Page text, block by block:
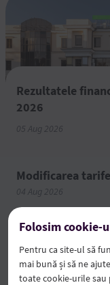
Rezultatele
2026
05 Aug 2026
Modificarea
04 Aug 2026
Economiile tale
Folosim cookie-
Pentru ca site-ul să
mai bună și să ne
toate cookie-urile